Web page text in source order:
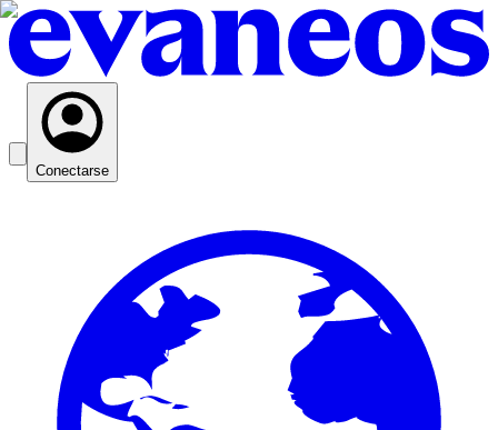
Conectarse